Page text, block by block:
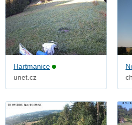
Hartmanice
unet.cz